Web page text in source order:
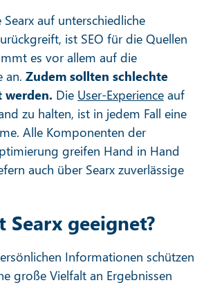
auf unterschiedliche
ist SEO für die Quellen
es vor allem auf die
an. Zudem sollten schlechte
werden. Die User-Experience auf
zu halten, ist in jedem Fall eine
Alle Komponenten der
greifen Hand in Hand
auch über Searx zuverlässige
Searx geeignet?
Informationen schützen
große Vielfalt an Ergebnissen